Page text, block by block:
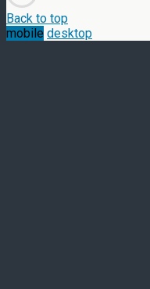
Back to top
mobile desktop